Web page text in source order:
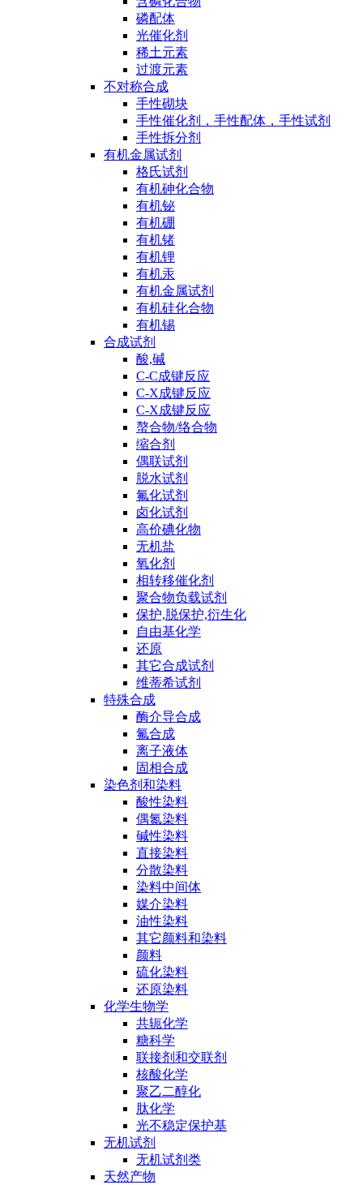
磷配体
光催化剂
稀土元素
过渡元素
不对称合成
手性砌块
手性催化剂，手性配体，手性试剂
手性拆分剂
有机金属试剂
格氏试剂
有机砷化合物
有机铋
有机硼
有机锗
有机锂
有机汞
有机金属试剂
有机硅化合物
有机锡
合成试剂
酸,碱
C-C成键反应
C-X成键反应
C-X成键反应
螯合物/络合物
缩合剂
偶联试剂
脱水试剂
氟化试剂
卤化试剂
高价碘化物
无机盐
氧化剂
相转移催化剂
聚合物负载试剂
保护,脱保护,衍生化
自由基化学
还原
其它合成试剂
维蒂希试剂
特殊合成
酶介导合成
氟合成
离子液体
固相合成
染色剂和染料
酸性染料
偶氮染料
碱性染料
直接染料
分散染料
染料中间体
媒介染料
油性染料
其它颜料和染料
颜料
硫化染料
还原染料
化学生物学
共轭化学
糖科学
联接剂和交联剂
核酸化学
聚乙二醇化
肽化学
光不稳定保护基
无机试剂
无机试剂类
天然产物